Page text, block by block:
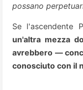
possano
Se l'ascendente
un'altra mezza
avrebbero —
conosciuto con il